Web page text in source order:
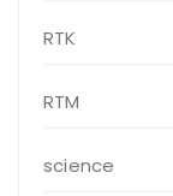
RTK
RTM
science